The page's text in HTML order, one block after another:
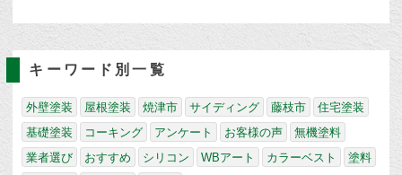
キーワード別一覧
外壁塗装 屋根塗装 焼津市 サイディング 藤枝市
住宅塗装
基礎塗装
コーキング アンケート お客様の声
無機塗料
業者選び
おすすめ シリコン WBアート カラーベスト
塗料